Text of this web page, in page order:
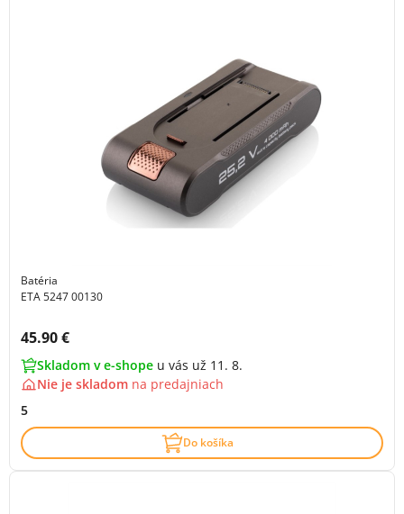
Batéria
ETA 5247 00130
Cena s DPH:
45.90 €
Skladom v e-shope u vás už 11. 8.
Nie je skladom na predajniach
5
Do košíka